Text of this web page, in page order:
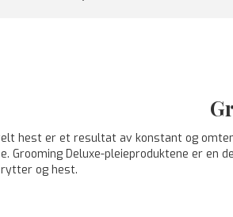
hest er et resultat av konstant og
Grooming Deluxe-pleieproduktene er
og hest.